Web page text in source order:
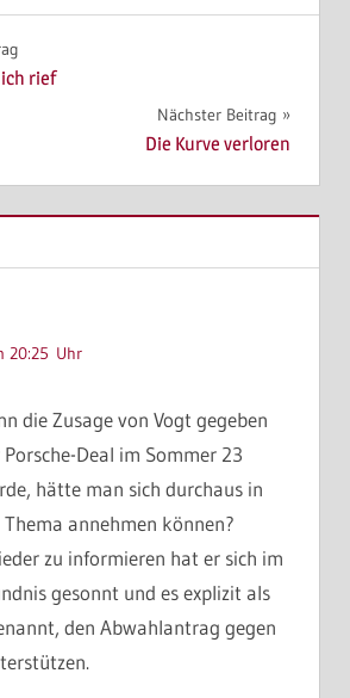
rief
Nächster Beitrag
Die Kurve verloren
20:25 Uhr
die Zusage von Vogt gegeben
Deal im Sommer 23
hätte man sich durchaus in
annehmen können?
zu informieren hat er sich im
gesonnt und es explizit als
den Abwahlantrag gegen